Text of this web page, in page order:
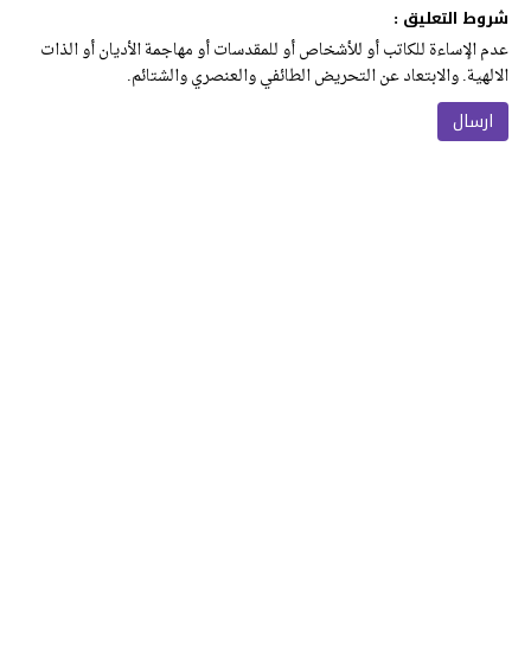
شروط التعليق :
عدم الإساءة للكاتب أو للأشخاص أو للمقدسات أو مهاجمة الأديان أو الذات
الالهية. والابتعاد عن التحريض الطائفي والعنصري والشتائم.